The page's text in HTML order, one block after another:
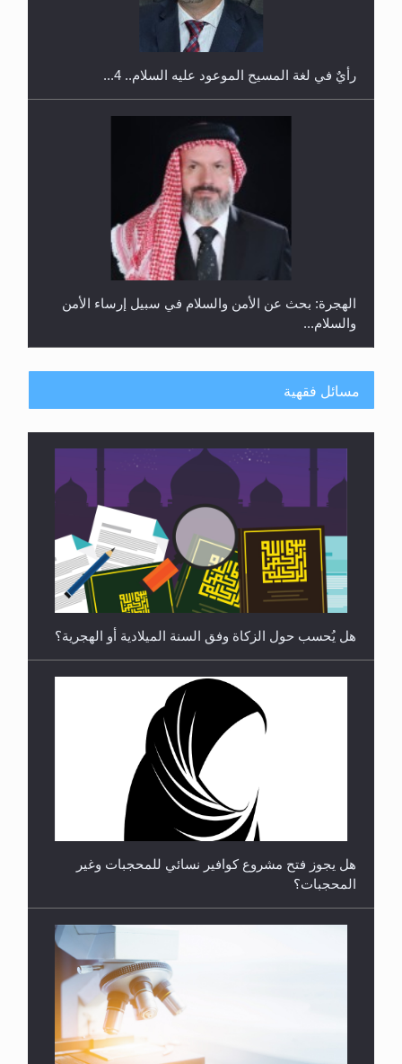
اليوم الوطني الرياضي لمجلس أنصار الله في هولندا
رأيٌ في لغة المسيح الموعود عليه السلام.. 4...
الهجرة: بحث عن الأمن والسلام في سبيل إرساء الأمن
والسلام...
رأيٌ في لغة المسيح الموعود عليه السلام ..«3» نظرة
في شعر المسيح الموعود عليه السلام.....
**الحصن الحصين من وساوس المعارضين ...**...
مسائل فقهية
هل يُحسب حول الزكاة وفق السنة الميلادية أو الهجرية؟
هل يجوز فتح مشروع كوافير نسائي للمحجبات وغير
المحجبات؟